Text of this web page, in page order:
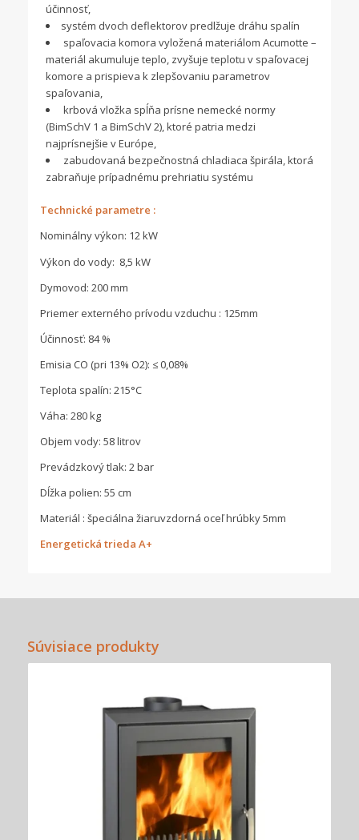
účinnosť,
systém dvoch deflektorov predlžuje dráhu spalín
spaľovacia komora vyložená materiálom Acumotte –
materiál akumuluje teplo, zvyšuje teplotu v spaľovacej
komore a prispieva k zlepšovaniu parametrov
spaľovania,
krbová vložka spĺňa prísne nemecké normy
(BimSchV 1 a BimSchV 2), ktoré patria medzi
najprísnejšie v Európe,
zabudovaná bezpečnostná chladiaca špirála, ktorá
zabraňuje prípadnému prehriatiu systému
Technické parametre :
Nominálny výkon: 12 kW
Výkon do vody: 8,5 kW
Dymovod: 200 mm
Priemer externého prívodu vzduchu : 125mm
Účinnosť: 84 %
Emisia CO (pri 13% O2): ≤ 0,08%
Teplota spalín: 215°C
Váha: 280 kg
Objem vody: 58 litrov
Prevádzkový tlak: 2 bar
Dĺžka polien: 55 cm
Materiál : špeciálna žiaruvzdorná oceľ hrúbky 5mm
Energetická trieda A+
Súvisiace produkty